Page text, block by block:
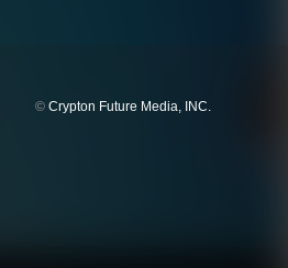
© Crypton Future Media, INC.